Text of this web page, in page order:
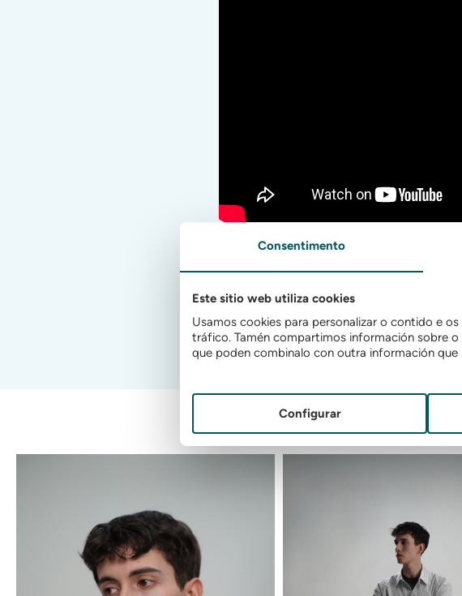
Consentimento
Este sitio web utiliza cookies
Usamos cookies para personalizar o contido e
tráfico. Tamén compartimos información sobre
que poden combinalo con outra información
Configurar